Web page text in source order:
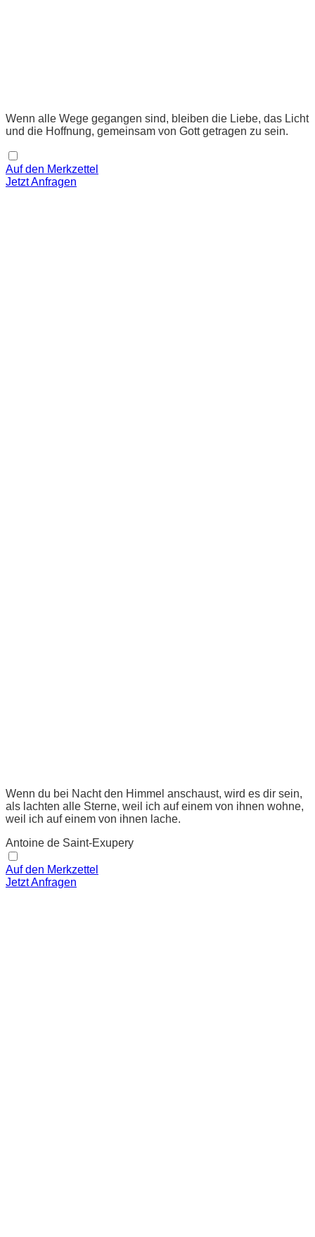
Wenn alle Wege gegangen sind, bleiben die Liebe, das Licht
und die Hoffnung, gemeinsam von Gott getragen zu sein.
Auf den Merkzettel
Jetzt Anfragen
Wenn du bei Nacht den Himmel anschaust, wird es dir sein,
als lachten alle Sterne, weil ich auf einem von ihnen wohne,
weil ich auf einem von ihnen lache.
Antoine de Saint-Exupery
Auf den Merkzettel
Jetzt Anfragen